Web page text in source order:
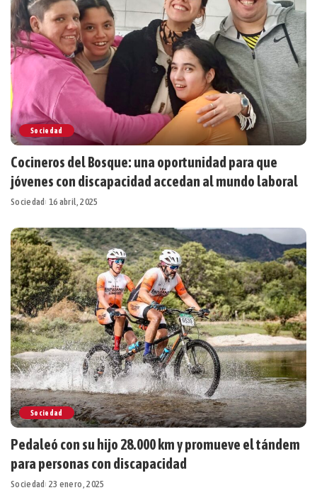
Sociedad
Cocineros del Bosque: una oportunidad para que
jóvenes con discapacidad accedan al mundo laboral
Sociedad 16 abril, 2025
Sociedad
Pedaleó con su hijo 28.000 km y promueve el tándem
para personas con discapacidad
Sociedad 23 enero, 2025